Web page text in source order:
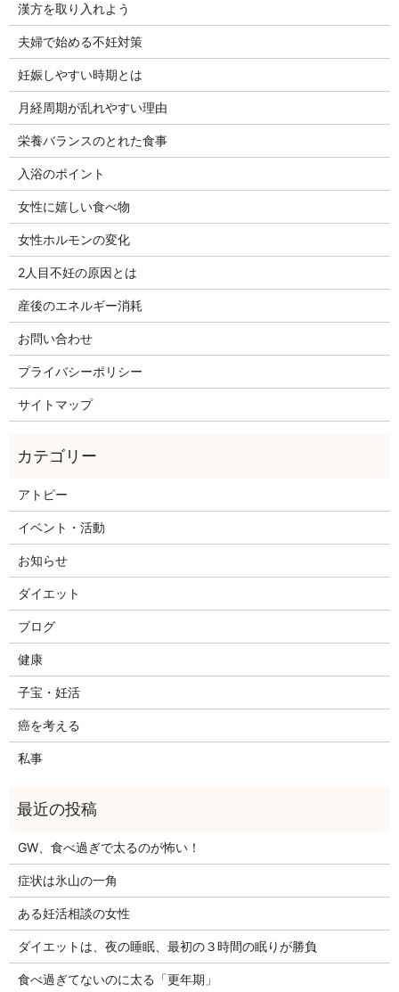
漢方を取り入れよう
夫婦で始める不妊対策
妊娠しやすい時期とは
月経周期が乱れやすい理由
栄養バランスのとれた食事
入浴のポイント
女性に嬉しい食べ物
女性ホルモンの変化
2人目不妊の原因とは
産後のエネルギー消耗
お問い合わせ
プライバシーポリシー
サイトマップ
アトピー
イベント・活動
お知らせ
ダイエット
ブログ
健康
子宝・妊活
癌を考える
私事
GW、食べ過ぎで太るのが怖い！
症状は氷山の一角
ある妊活相談の女性
ダイエットは、夜の睡眠、最初の３時間の眠りが勝負
食べ過ぎてないのに太る「更年期」